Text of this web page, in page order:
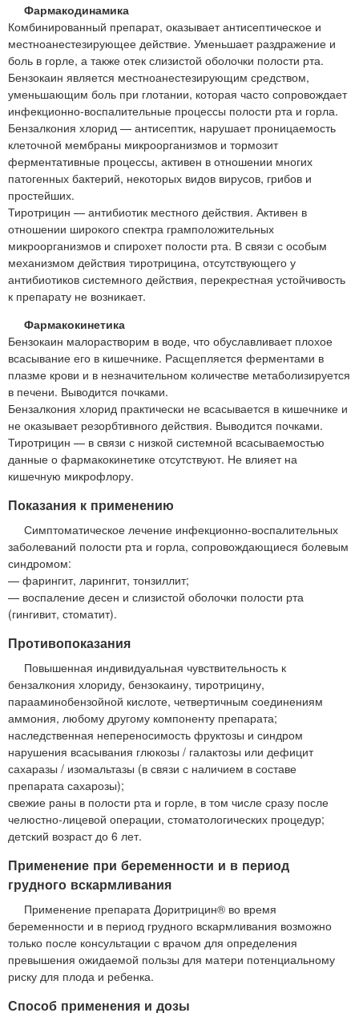
Фармакодинамика
Комбинированный препарат, оказывает антисептическое и
местноанестезирующее действие. Уменьшает раздражение и
боль в горле, а также отек слизистой оболочки полости рта.
Бензокаин является местноанестезирующим средством,
уменьшающим боль при глотании, которая часто сопровождает
инфекционно-воспалительные процессы полости рта и горла.
Бензалкония хлорид — антисептик, нарушает проницаемость
клеточной мембраны микроорганизмов и тормозит
ферментативные процессы, активен в отношении многих
патогенных бактерий, некоторых видов вирусов, грибов и
простейших.
Тиротрицин — антибиотик местного действия. Активен в
отношении широкого спектра грамположительных
микроорганизмов и спирохет полости рта. В связи с особым
механизмом действия тиротрицина, отсутствующего у
антибиотиков системного действия, перекрестная устойчивость
к препарату не возникает.
Фармакокинетика
Бензокаин малорастворим в воде, что обуславливает плохое
всасывание его в кишечнике. Расщепляется ферментами в
плазме крови и в незначительном количестве метаболизируется
в печени. Выводится почками.
Бензалкония хлорид практически не всасывается в кишечнике и
не оказывает резорбтивного действия. Выводится почками.
Тиротрицин — в связи с низкой системной всасываемостью
данные о фармакокинетике отсутствуют. Не влияет на
кишечную микрофлору.
Показания к применению
Симптоматическое лечение инфекционно-воспалительных
заболеваний полости рта и горла, сопровождающиеся болевым
синдромом:
— фарингит, ларингит, тонзиллит;
— воспаление десен и слизистой оболочки полости рта
(гингивит, стоматит).
Противопоказания
Повышенная индивидуальная чувствительность к
бензалкония хлориду, бензокаину, тиротрицину,
парааминобензойной кислоте, четвертичным соединениям
аммония, любому другому компоненту препарата;
наследственная непереносимость фруктозы и синдром
нарушения всасывания глюкозы / галактозы или дефицит
сахаразы / изомальтазы (в связи с наличием в составе
препарата сахарозы);
свежие раны в полости рта и горле, в том числе сразу после
челюстно-лицевой операции, стоматологических процедур;
детский возраст до 6 лет.
Применение при беременности и в период
грудного вскармливания
Применение препарата Доритрицин® во время
беременности и в период грудного вскармливания возможно
только после консультации с врачом для определения
превышения ожидаемой пользы для матери потенциальному
риску для плода и ребенка.
Способ применения и дозы